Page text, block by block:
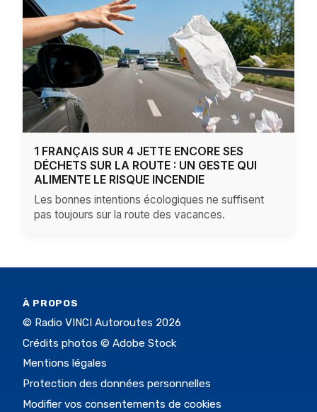
1 FRANÇAIS SUR 4 JETTE ENCORE SES
DÉCHETS SUR LA ROUTE : UN GESTE QUI
ALIMENTE LE RISQUE INCENDIE
Les bonnes intentions écologiques ne suffisent
pas toujours sur la route des vacances.
À PROPOS
© Radio VINCI Autoroutes 2026
Crédits photos © Adobe Stock
Mentions légales
Protection des données personnelles
Modifier vos consentements de cookies